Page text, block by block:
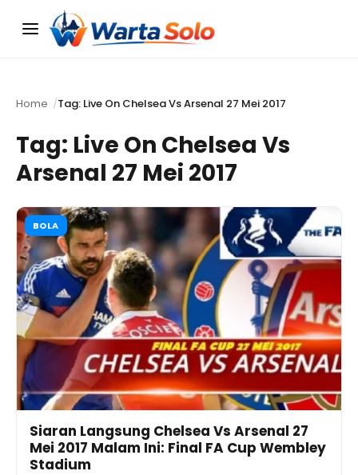
Menu
Home Tag: Live On Chelsea Vs Arsenal 27 Mei 2017
Tag: Live On Chelsea Vs
Arsenal 27 Mei 2017
BOLA
Siaran Langsung Chelsea Vs Arsenal 27
Mei 2017 Malam Ini: Final FA Cup Wembley
Stadium